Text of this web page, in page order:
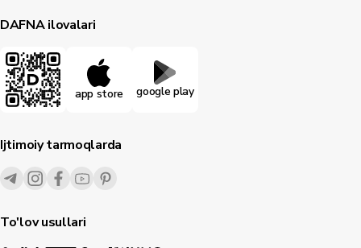
DAFNA ilovalari
app store google play
Ijtimoiy tarmoqlarda
To'lov usullari